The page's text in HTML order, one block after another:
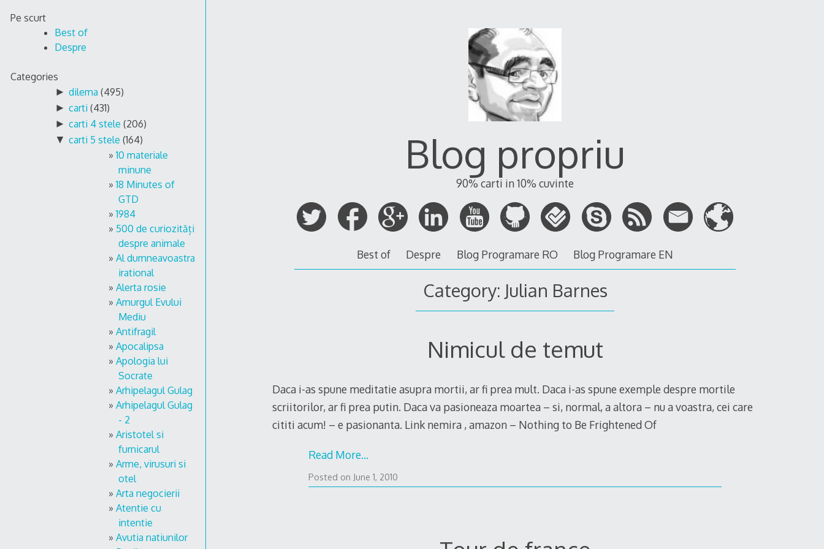
Blog propriu
90% carti in 10% cuvinte
Best of Despre Blog Programare RO Blog Programare EN
Category: Julian Barnes
Nimicul de temut
Daca i-as spune meditatie asupra mortii, ar fi prea mult. Daca i-as spune exemple despre mortile
scriitorilor, ar fi prea putin. Daca va pasioneaza moartea – si, normal, a altora – nu a voastra, cei care
cititi acum! – e pasionanta. Link nemira , amazon – Nothing to Be Frightened Of
Read More…
Posted on June 1, 2010
Pe scurt
Best of
Despre
Categories
► dilema (495)
► carti (431)
► carti 4 stele (206)
▼ carti 5 stele (164)
10 materiale
minune
18 Minutes of
GTD
1984
500 de curiozități
despre animale
Al dumneavoastra
irational
Alerta rosie
Amurgul Evului
Mediu
Antifragil
Apocalipsa
Apologia lui
Socrate
Arhipelagul Gulag
Arhipelagul Gulag
- 2
Aristotel si
furnicarul
Arme, virusuri si
otel
Arta negocierii
Atentie cu
intentie
Avutia natiunilor